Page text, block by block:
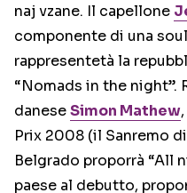
naj vzane. Il capellone
componente di una
rappresentetà la
“Nomads in the night”.
daneseSimon Mathew
Prix 2008 (il Sanremo
Belgrado proporrà “All
paese al debutto,